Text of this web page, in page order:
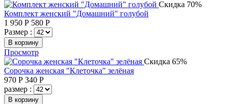
Скидка 70%
Комплект женский "Домашний" голубой
1 950 Р 580 Р
Размер :
В корзину
Просмотр
Скидка 65%
Сорочка женская "Клеточка" зелёная
970 Р 340 Р
размер :
В корзину